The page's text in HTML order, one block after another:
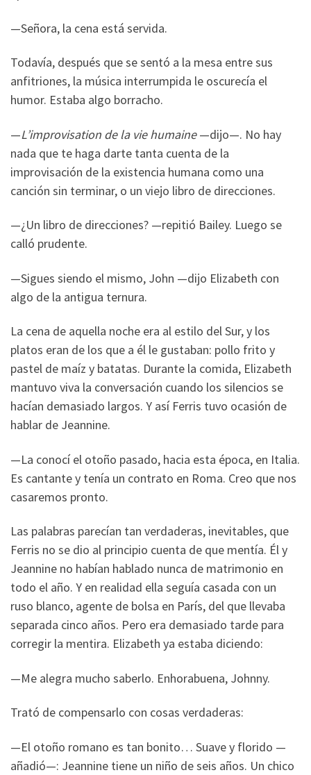
—Señora, la cena está servida.
Todavía, después que se sentó a la mesa entre sus
anfitriones, la música interrumpida le oscurecía el
humor. Estaba algo borracho.
—L’improvisation de la vie humaine—dijo—. No hay
nada que te haga darte tanta cuenta de la
improvisación de la existencia humana como una
canción sin terminar, o un viejo libro de direcciones.
—¿Un libro de direcciones? —repitió Bailey. Luego se
calló prudente.
—Sigues siendo el mismo, John —dijo Elizabeth con
algo de la antigua ternura.
La cena de aquella noche era al estilo del Sur, y los
platos eran de los que a él le gustaban: pollo frito y
pastel de maíz y batatas. Durante la comida, Elizabeth
mantuvo viva la conversación cuando los silencios se
hacían demasiado largos. Y así Ferris tuvo ocasión de
hablar de Jeannine.
—La conocí el otoño pasado, hacia esta época, en Italia.
Es cantante y tenía un contrato en Roma. Creo que nos
casaremos pronto.
Las palabras parecían tan verdaderas, inevitables, que
Ferris no se dio al principio cuenta de que mentía. Él y
Jeannine no habían hablado nunca de matrimonio en
todo el año. Y en realidad ella seguía casada con un
ruso blanco, agente de bolsa en París, del que llevaba
separada cinco años. Pero era demasiado tarde para
corregir la mentira. Elizabeth ya estaba diciendo:
—Me alegra mucho saberlo. Enhorabuena, Johnny.
Trató de compensarlo con cosas verdaderas:
—El otoño romano es tan bonito… Suave y florido —
añadió—: Jeannine tiene un niño de seis años. Un chico